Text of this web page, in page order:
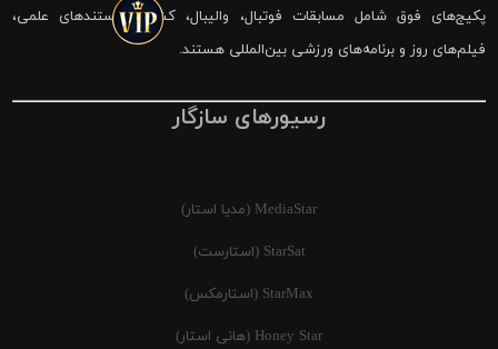
پکیج‌های فوق شامل مسابقات فوتبال، والیبال، کشتی، مستندهای علمی،
فیلم‌های روز و برنامه‌های ورزشی بین‌المللی هستند.
رسیورهای سازگار
MediaStar (مدیا استار)
StarSat (استارست)
StarMax (استارمکس)
Honey Star (هانی استار)